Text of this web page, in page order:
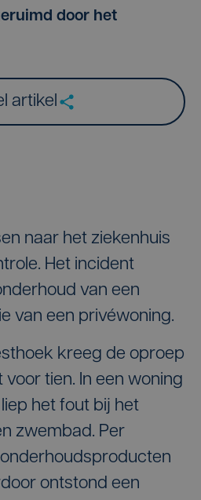
door het
artikel
naar het ziekenhuis
Het incident
van een
van een privéwoning.
kreeg de oproep
tien. In een woning
het fout bij het
zwembad. Per
ontstond een